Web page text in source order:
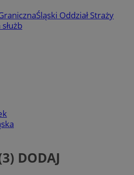
Śląski Oddział Straży
DODAJ